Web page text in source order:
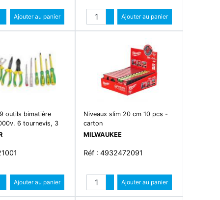
Quantité
Augmenter quantité
Diminuer quantité
Ajouter au panier Quantité
Augmenter quantité
Diminuer quantité
Ajouter au panier
outils bimatière
6 tournevis, 3
Quantité
Augmenter quantité
Diminuer quantité
Ajouter au panier
Niveaux slim 20 cm 10 pcs -
carton
MILWAUKEE
Réf : 4932472091
Quantité
Augmenter quantité
Diminuer quantité
Ajouter au panier